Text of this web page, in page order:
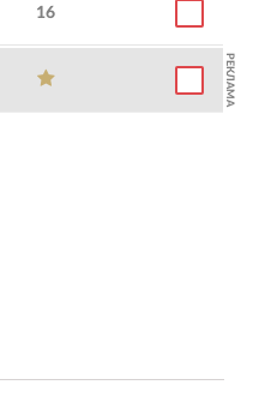
16
РЕКЛАМА